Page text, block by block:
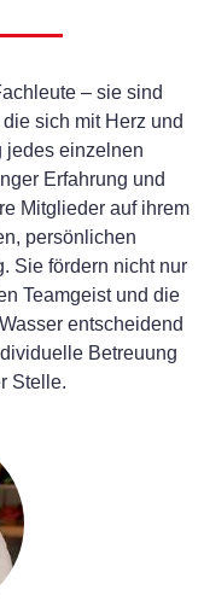
– sie sind
sich mit Herz und
jedes einzelnen
Erfahrung und
Mitglieder auf ihrem
persönlichen
Sie fördern nicht nur
Teamgeist und die
entscheidend
Betreuung
Stelle.